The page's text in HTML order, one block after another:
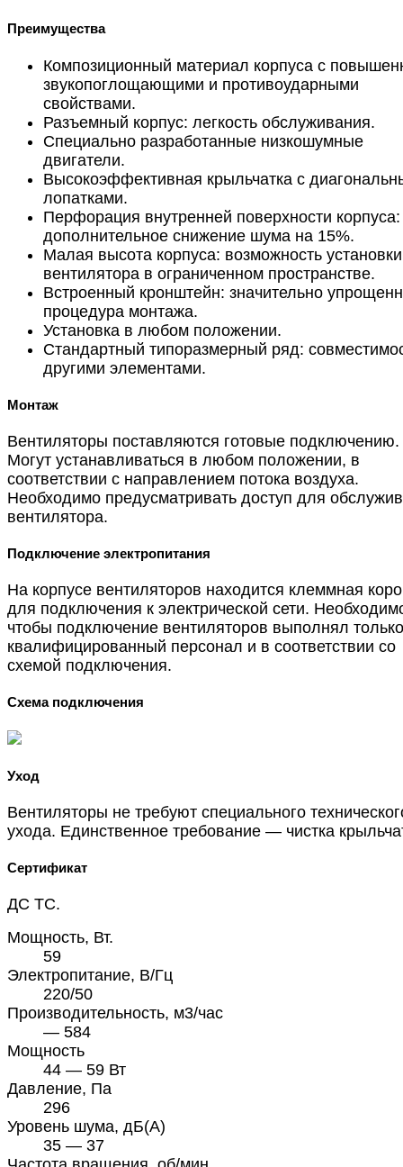
Преимущества
Композиционный материал корпуса с
звукопоглощающими и противоударными
свойствами.
Разъемный корпус: легкость обслуживания.
Специально разработанные низкошумные
двигатели.
Высокоэффективная крыльчатка с
лопатками.
Перфорация внутренней поверхности корпуса:
дополнительное снижение шума на 15%.
Малая высота корпуса: возможность установки
вентилятора в ограниченном пространстве.
Встроенный кронштейн: значительно
процедура монтажа.
Установка в любом положении.
Стандартный типоразмерный ряд:
другими элементами.
Монтаж
Вентиляторы поставляются готовые подключению.
Могут устанавливаться в любом положении, в
соответствии с направлением потока воздуха.
Необходимо предусматривать доступ для
вентилятора.
Подключение электропитания
На корпусе вентиляторов находится клеммная
для подключения к электрической сети.
чтобы подключение вентиляторов выполнял только
квалифицированный персонал и в соответствии со
схемой подключения.
Схема подключения
Уход
Вентиляторы не требуют специального
ухода. Единственное требование — чистка
Сертификат
ДС ТС.
Мощность, Вт.
59
Электропитание, В/Гц
220/50
Производительность, м3/час
— 584
Мощность
44 — 59 Вт
Давление, Па
296
Уровень шума, дБ(А)
35 — 37